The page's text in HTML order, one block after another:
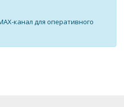
канал для оперативного